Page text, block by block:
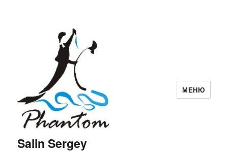
Salin Sergey
МЕНЮ